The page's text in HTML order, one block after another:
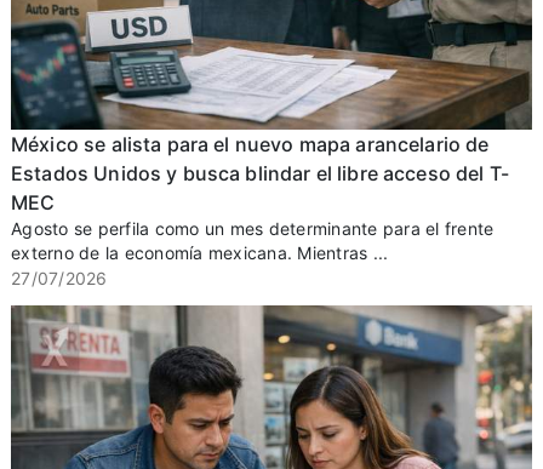
México se alista para el nuevo mapa arancelario de
Estados Unidos y busca blindar el libre acceso del T-
MEC
Agosto se perfila como un mes determinante para el frente
externo de la economía mexicana. Mientras ...
27/07/2026